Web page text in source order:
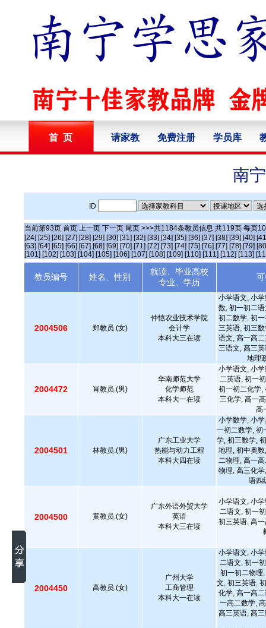
首 页 请家教 免费注册 学员库
南
ID
当前第93页 首页 上一页 下一页 尾页 >>>共1184条教员信息 共119页 每页10
[24] [25] [26] [27] [28] [29] [30] [31] [32] [33] [34] [35] [36] [37] [38] [39] [40]
[63] [64] [65] [66] [67] [68] [69] [70] [71] [72] [73] [74] [75] [76] [77] [78] [79]
[101] [102] [103] [104] [105] [106] [107] [108] [109] [110] [111] [112] [113]
教员编号 姓名、性别
就读、毕业高校
专业、学历
2004506 郑教员.(女)
仲恺农业技术学院
会计学
本科大三在读
小学语文, 小
数, 初一初二
初二数学, 初
三英语, 初三
语文, 高一高
三语文, 高三
地理
2004472 肖教员.(男)
华南师范大学
化学师范
本科大一在读
小学语文, 小
二英语, 初一
初一初二化学,
三化学, 高一
高
2004501 林教员.(男)
广东工业大学
热能与动力工程
本科大四在读
小学数学, 小
一初二数学, 初
学, 初三数学,
地理, 初中奥
二物理, 高一
物理, 高三化
语四
2004500 黄教员.(女)
广东外语外贸大学
英语
本科大三在读
小学语文, 小
二语文, 初一
初三英语, 高
2004450 高教员.(女)
广州大学
工商管理
本科大一在读
小学语文, 小
二语文, 初一
初一初二物理
文, 初三英语,
化学, 高一高
一高二数学,
高三英语, 高